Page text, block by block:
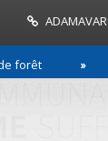
ADAMAVAR